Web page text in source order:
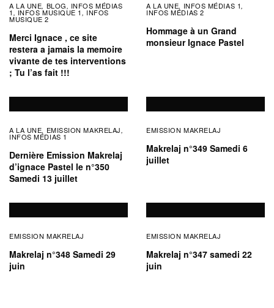
A LA UNE, BLOG, INFOS MÉDIAS
1 , INFOS MUSIQUE 1 , INFOS
MUSIQUE 2
Merci Ignace , ce site
restera a jamais la memoire
vivante de tes interventions
; Tu l’as fait !!!
A LA UNE, INFOS MÉDIAS 1,
INFOS MÉDIAS 2
Hommage à un Grand
monsieur Ignace Pastel
A LA UNE, EMISSION MAKRELAJ,
INFOS MÉDIAS 1
Dernière Emission Makrelaj
d’ignace Pastel le n°350
Samedi 13 juillet
EMISSION MAKRELAJ
Makrelaj n°349 Samedi 6
juillet
EMISSION MAKRELAJ
Makrelaj n°348 Samedi 29
juin
EMISSION MAKRELAJ
Makrelaj n°347 samedi 22
juin